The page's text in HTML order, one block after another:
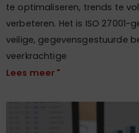
te optimaliseren, trends te
verbeteren. Het is ISO
veilige, gegevensgestuurde
veerkrachtige
Lees meer "